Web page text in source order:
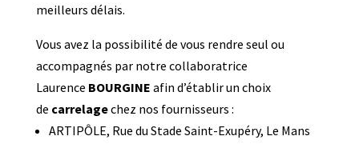
meilleurs délais.
Vous avez la possibilité de vous rendre seul ou
accompagnés par notre collaboratrice
Laurence BOURGINE afin d’établir un choix
de carrelagechez nos fournisseurs :
ARTIPÔLE, Rue du Stade Saint-Exupéry, Le Mans